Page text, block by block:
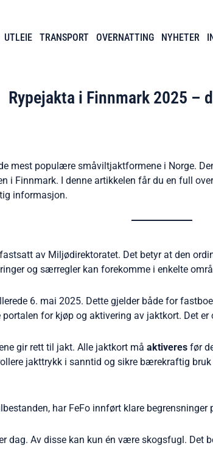
UTLEIE TRANSPORT OVERNATTING NYHETER
Rypejakta i Finnmark 2025 –
mest populære småviltjaktformene i Norge.
Finnmark. I denne artikkelen får du en full
informasjon.
av Miljødirektoratet. Det betyr at den
og særregler kan forekomme i enkelte
6. mai 2025. Dette gjelder både for
portalen for kjøp og aktivering av jaktkort. Det
gir rett til jakt. Alle jaktkort må aktiveres før
jakttrykk i sanntid og sikre bærekraftig bruk
har FeFo innført klare begrensninger
dag. Av disse kan kun én være skogsfugl. Det